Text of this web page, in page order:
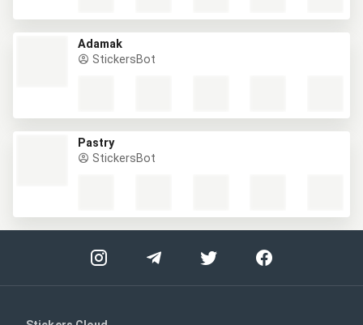
Adamak
StickersBot
Pastry
StickersBot